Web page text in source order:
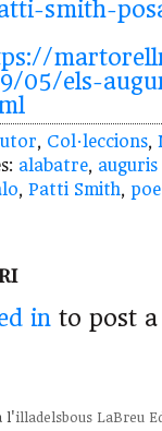
-smith-
05/els-
, Col·leccions,
alabatre,
, Patti Smith,
in to post
l'illadelsbous LaBreu